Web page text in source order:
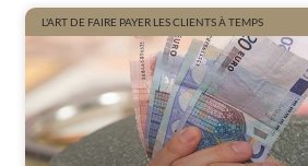
L'ART DE FAIRE PAYER LES CLIENTS À TEMPS